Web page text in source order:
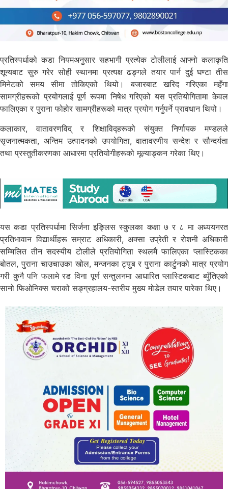
प्रतिस्पर्धाको कडा नियमअनुसार सहभागी प्रत्येक टोलीलाई आफ्नो कलाकृति
शून्यबाट सुरु गरेर सोही स्थानमा प्रत्यक्ष ढङ्गले तयार पार्न दुई घण्टा तीस
मिनेटको समय सीमा तोकिएको थियो। बजारबाट खरिद गरिएका महँगा
सामग्रीहरूको प्रयोगलाई पूर्ण रूपमा निषेध गरिएको यस प्रतियोगितामा केवल
फालिएका र पुराना फोहोर सामग्रीहरूको मात्र प्रयोग गर्नुपर्ने प्रावधान थियो।
कलाकार, वातावरणविद् र शिक्षाविद्हरूको संयुक्त निर्णायक मण्डलले
सृजनात्मकता, अन्तिम उत्पादनको उपयोगिता, वातावरणीय सन्देश र सौन्दर्यता
तथा प्रस्तुतीकरणका आधारमा प्रतियोगीहरूको मूल्याङ्कन गरेका थिए।
यस कडा प्रतिस्पर्धामा सिर्जना इङ्लिस स्कुलका कक्षा ७ र ८ मा अध्ययनरत
प्रतिभावान विद्यार्थीहरू सम्राट अधिकारी, अक्सा उप्रेती र रोशनी अधिकारी
सम्मिलित तीन सदस्यीय टोलीले प्रतियोगिता स्थलमै फालिएका प्लास्टिकका
बोतल, पुराना चाउचाउका खोल, मन्जनका ट्युब र पुराना कार्टुनको मात्र प्रयोग
गरी कुनै पनि फलामे रड विना पूर्ण सन्तुलनमा आधारित प्लास्टिकबाट ब्युँतिएको
सानो फिओनिक्स चराको सङ्ग्रहालय-स्तरीय मुख्य मोडेल तयार पारेका थिए।